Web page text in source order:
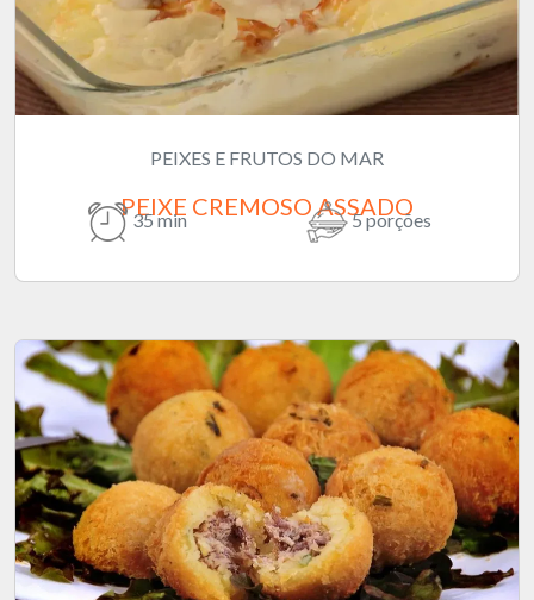
PEIXES E FRUTOS DO MAR
PEIXE CREMOSO ASSADO
35 min 5 porções